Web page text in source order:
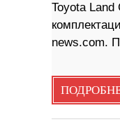
Toyota Land
news.com.